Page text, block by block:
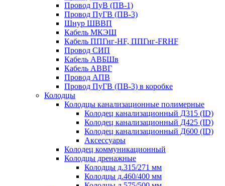
Провод ПуВ (ПВ-1)
Провод ПуГВ (ПВ-3)
Шнур ШВВП
Кабель МКЭШ
Кабель ППГнг-HF, ППГнг-FRHF
Провод СИП
Кабель АВБШв
Кабель АВВГ
Провод АПВ
Провод ПуГВ (ПВ-3) в коробке
Колодцы
Колодцы канализационные полимерные
Колодец канализационный Д315 (ID)
Колодец канализационный Д425 (ID)
Колодец канализационный Д600 (ID)
Аксессуары
Колодец коммуникационный
Колодцы дренажные
Колодцы д.315/271 мм
Колодцы д.460/400 мм